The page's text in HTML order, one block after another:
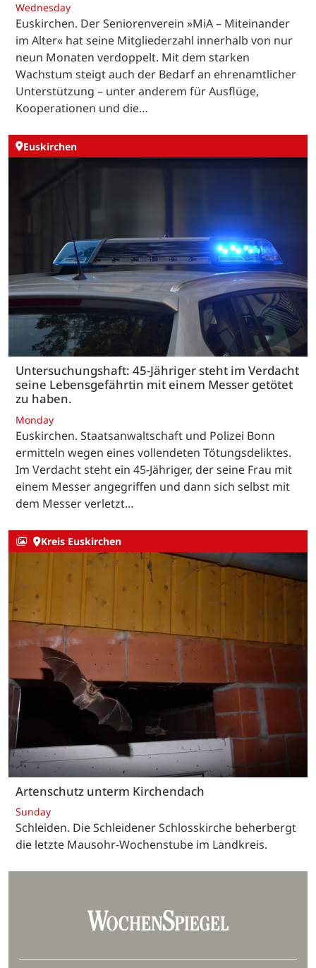
Wednesday
Euskirchen. Der Seniorenverein »MiA – Miteinander
im Alter« hat seine Mitgliederzahl innerhalb von nur
neun Monaten verdoppelt. Mit dem starken
Wachstum steigt auch der Bedarf an ehrenamtlicher
Unterstützung – unter anderem für Ausflüge,
Kooperationen und die…
Euskirchen
Untersuchungshaft: 45-Jähriger steht im Verdacht
seine Lebensgefährtin mit einem Messer getötet
zu haben.
Monday
Euskirchen. Staatsanwaltschaft und Polizei Bonn
ermitteln wegen eines vollendeten Tötungsdeliktes.
Im Verdacht steht ein 45-Jähriger, der seine Frau mit
einem Messer angegriffen und dann sich selbst mit
dem Messer verletzt…
Kreis Euskirchen
Artenschutz unterm Kirchendach
Sunday
Schleiden. Die Schleidener Schlosskirche beherbergt
die letzte Mausohr-Wochenstube im Landkreis.